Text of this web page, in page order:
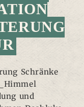
Schränke
und